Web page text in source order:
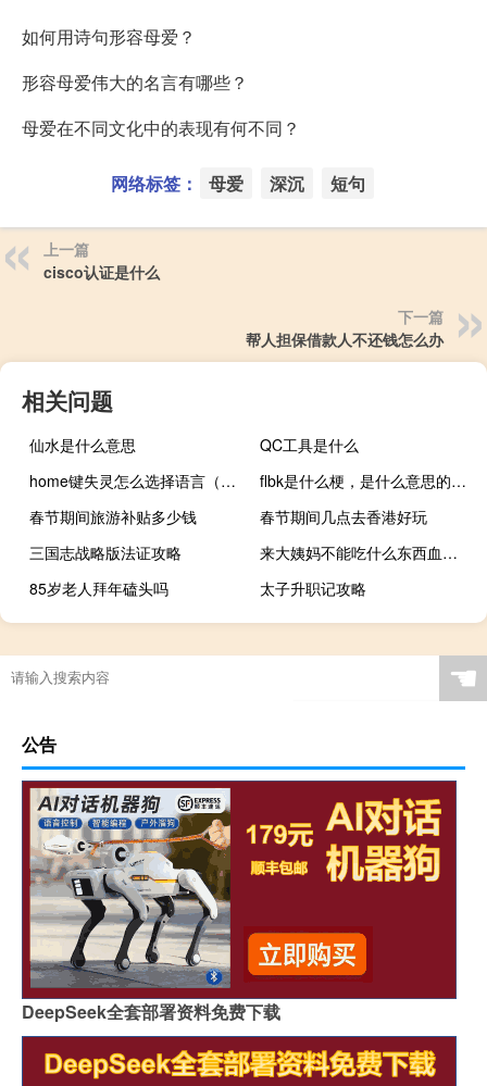
如何用诗句形容母爱？
形容母爱伟大的名言有哪些？
母爱在不同文化中的表现有何不同？
网络标签： 母爱 深沉 短句
上一篇
cisco认证是什么
下一篇
帮人担保借款人不还钱怎么办
相关问题
仙水是什么意思
QC工具是什么
home键失灵怎么选择语言（home键失灵怎么办）
flbk是什么梗，是什么意思的缩写什么梗
春节期间旅游补贴多少钱
春节期间几点去香港好玩
三国志战略版法证攻略
来大姨妈不能吃什么东西血量少（来大姨妈不能吃什么东西）
85岁老人拜年磕头吗
太子升职记攻略
☚
公告
DeepSeek全套部署资料免费下载